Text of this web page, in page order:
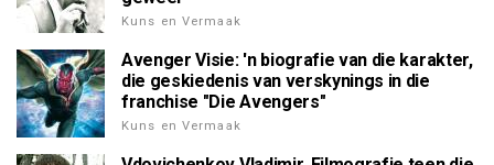
Kuns en Vermaak
Avenger Visie: 'n biografie van die karakter,
die geskiedenis van verskynings in die
franchise "Die Avengers"
Kuns en Vermaak